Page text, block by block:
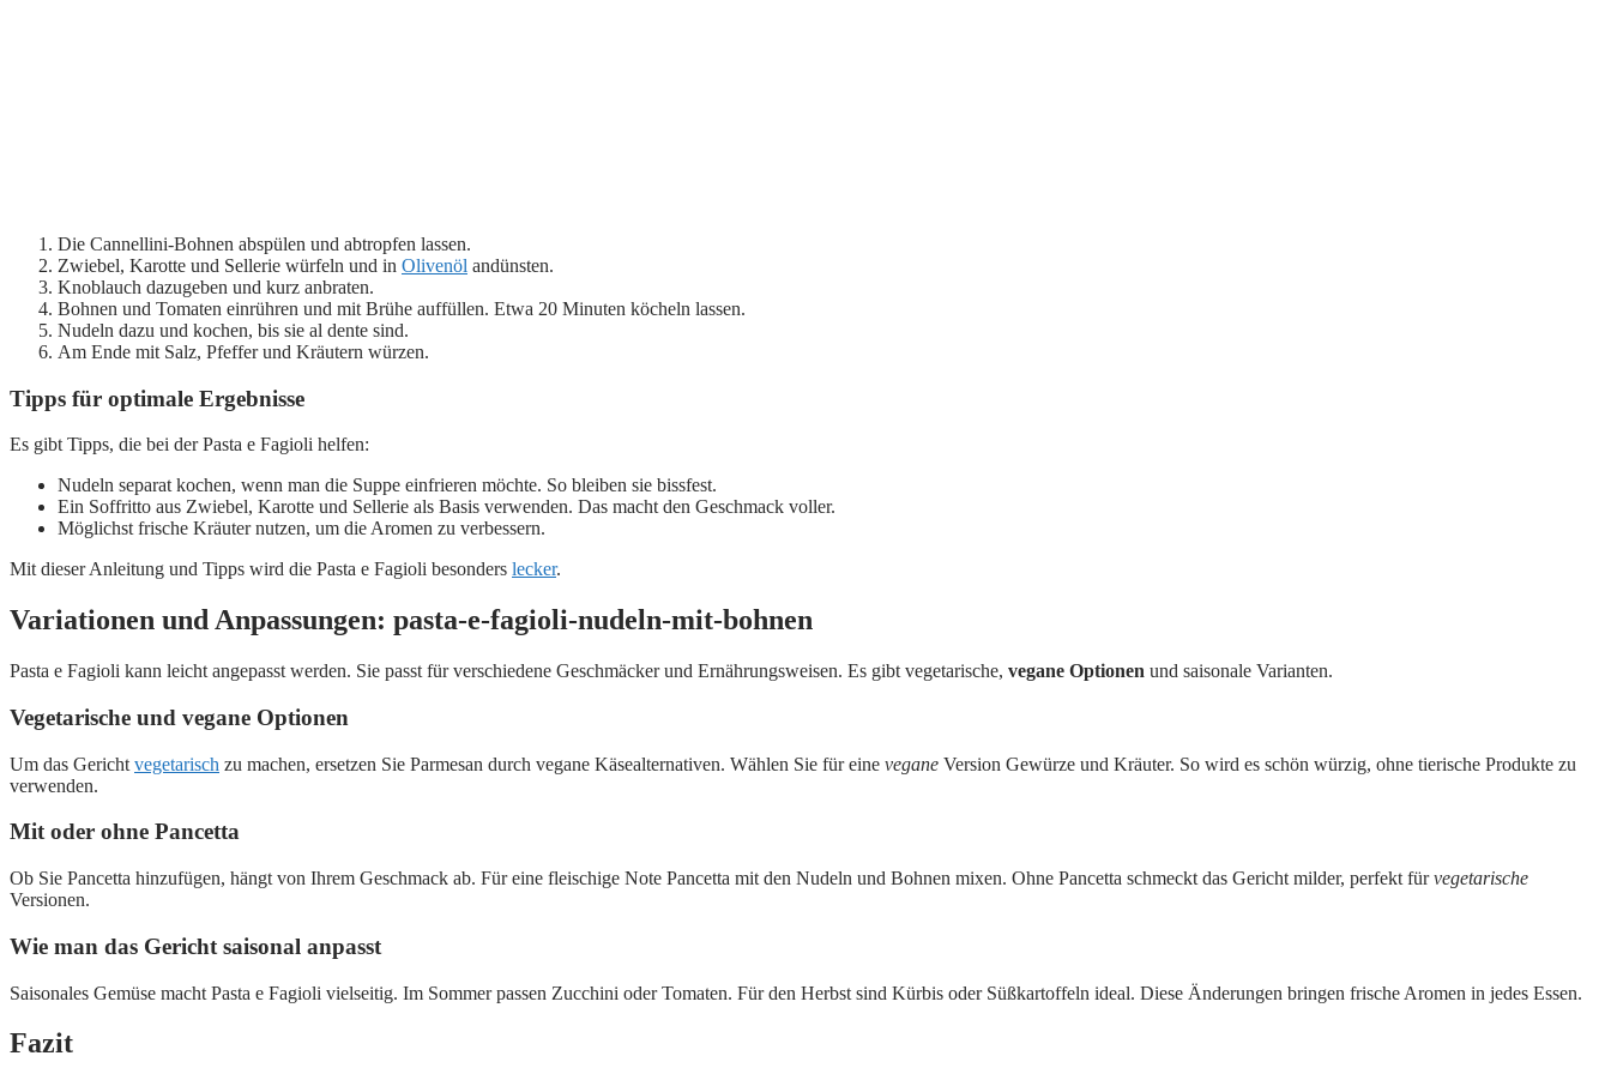
Die Cannellini-Bohnen abspülen und abtropfen lassen.
Zwiebel, Karotte und Sellerie würfeln und in Olivenöl andünsten.
Knoblauch dazugeben und kurz anbraten.
Bohnen und Tomaten einrühren und mit Brühe auffüllen. Etwa 20 Minuten köcheln lassen.
Nudeln dazu und kochen, bis sie al dente sind.
Am Ende mit Salz, Pfeffer und Kräutern würzen.
Tipps für optimale Ergebnisse
Es gibt Tipps, die bei der Pasta e Fagioli helfen:
Nudeln separat kochen, wenn man die Suppe einfrieren möchte. So bleiben sie bissfest.
Ein Soffritto aus Zwiebel, Karotte und Sellerie als Basis verwenden. Das macht den Geschmack voller.
Möglichst frische Kräuter nutzen, um die Aromen zu verbessern.
Mit dieser Anleitung und Tipps wird die Pasta e Fagioli besonders lecker.
Variationen und Anpassungen: pasta-e-fagioli-nudeln-mit-bohnen
Pasta e Fagioli kann leicht angepasst werden. Sie passt für verschiedene Geschmäcker und Ernährungsweisen. Es gibt vegetarische, vegane Optionen und saisonale Varianten.
Vegetarische und vegane Optionen
Um das Gericht vegetarisch zu machen, ersetzen Sie Parmesan durch vegane Käsealternativen. Wählen Sie für eine vegane Version Gewürze und Kräuter. So wird es schön würzig, ohne tierische Produkte zu
verwenden.
Mit oder ohne Pancetta
Ob Sie Pancetta hinzufügen, hängt von Ihrem Geschmack ab. Für eine fleischige Note Pancetta mit den Nudeln und Bohnen mixen. Ohne Pancetta schmeckt das Gericht milder, perfekt fürvegetarische
Versionen.
Wie man das Gericht saisonal anpasst
Saisonales Gemüse macht Pasta e Fagioli vielseitig. Im Sommer passen Zucchini oder Tomaten. Für den Herbst sind Kürbis oder Süßkartoffeln ideal. Diese Änderungen bringen frische Aromen in jedes Essen.
Fazit